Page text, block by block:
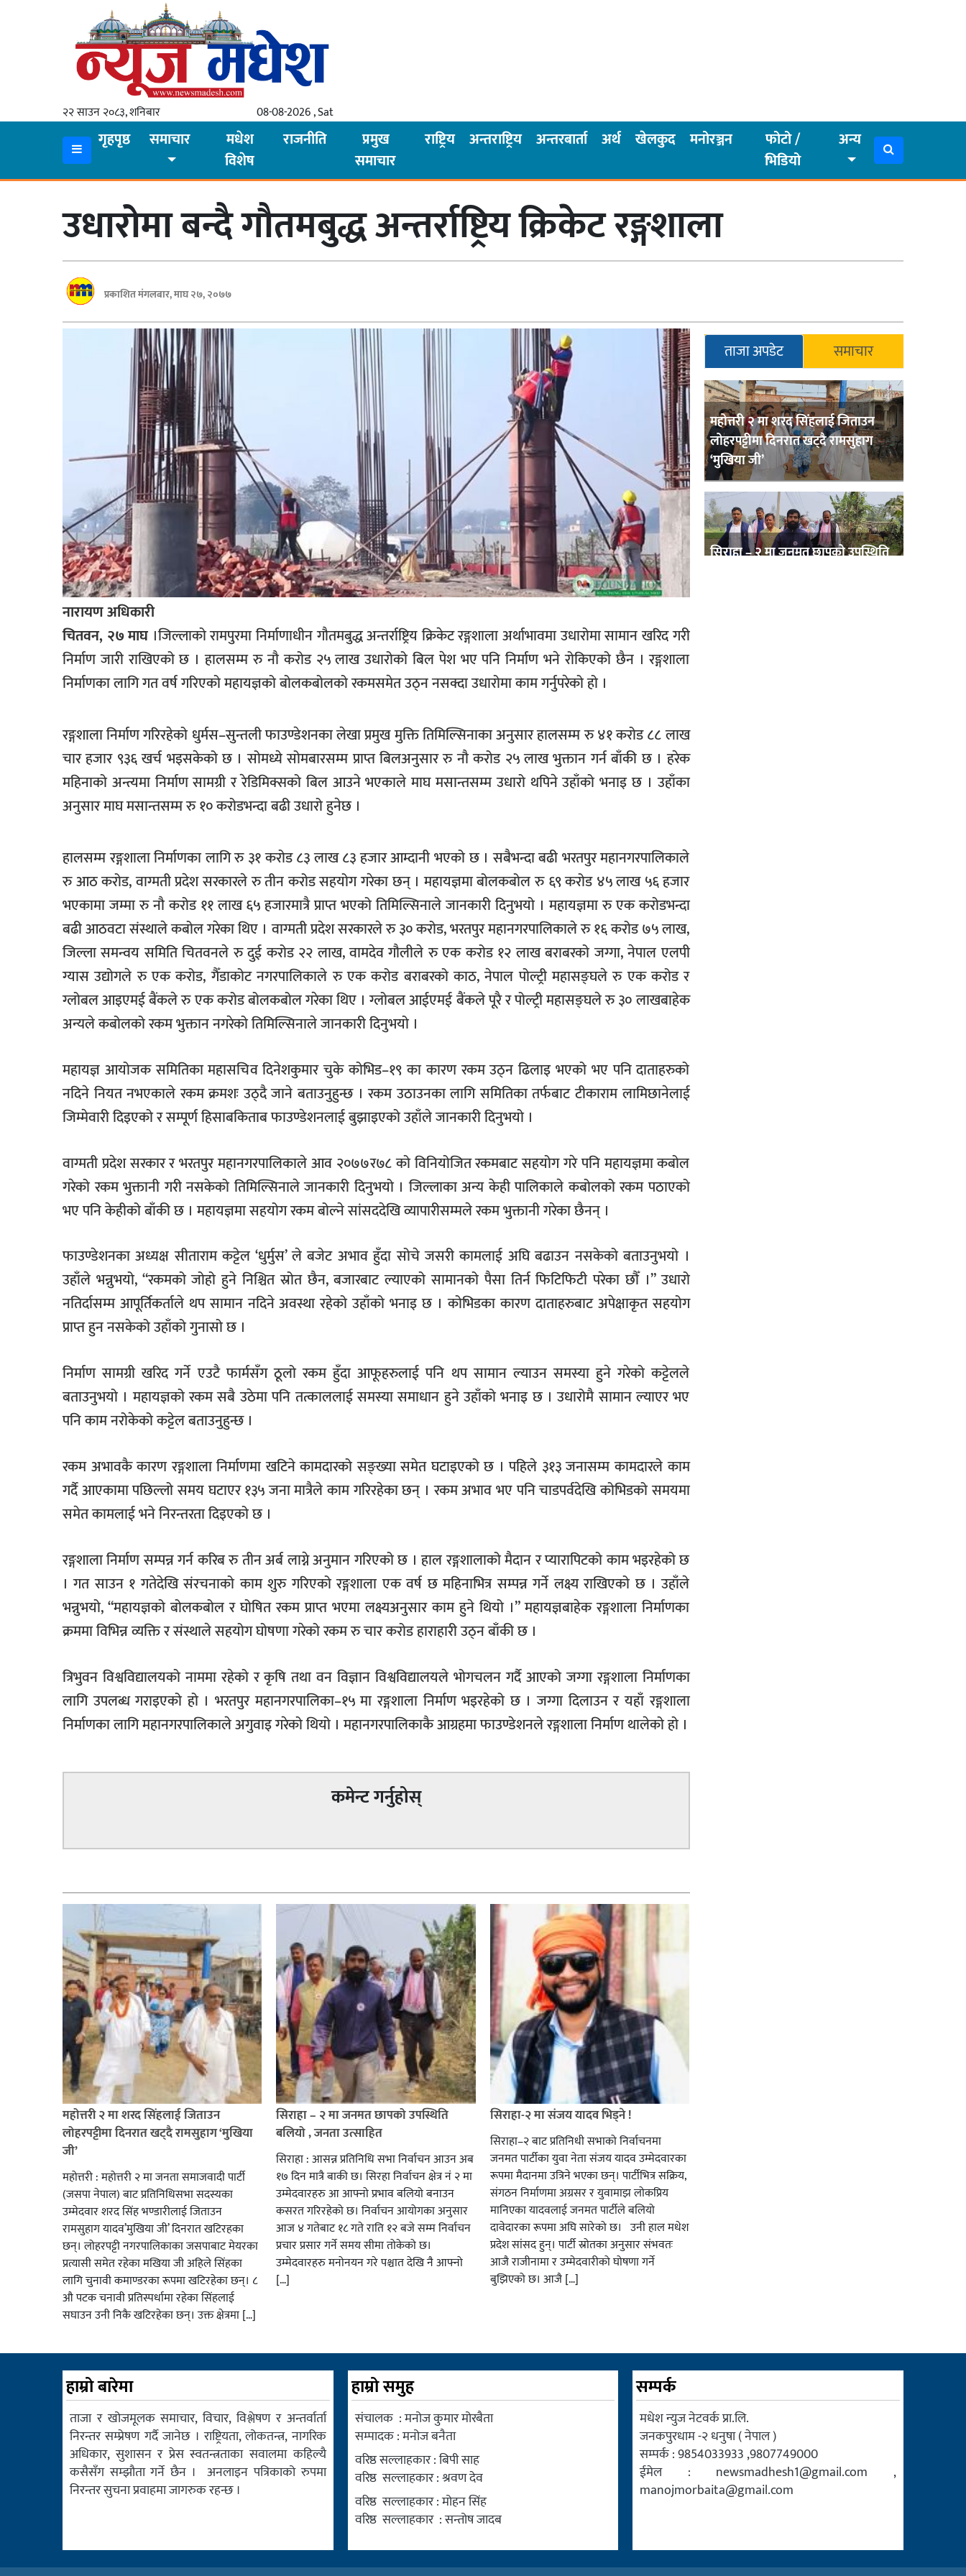
२२ साउन २०८३, शनिबार 08-08-2026 , Sat
गृहपृष्ठ समाचार
मधेश
विशेष
राजनीति
प्रमुख
समाचार
राष्ट्रिय अन्तराष्ट्रिय अन्तरबार्ता अर्थ खेलकुद मनोरञ्जन
फोटो /
भिडियो
अन्य
अन्तराष्ट्रिय
अन्तरबार्ता
उधारोमा बन्दै गौतमबुद्ध अन्तर्राष्ट्रिय क्रिकेट रङ्गशाला
प्रकाशित मंगलबार, माघ २७, २०७७
नारायण अधिकारी
चितवन, २७ माघ ।जिल्लाको रामपुरमा निर्माणाधीन गौतमबुद्ध अन्तर्राष्ट्रिय क्रिकेट रङ्गशाला अर्थाभावमा उधारोमा सामान खरिद गरी
निर्माण जारी राखिएको छ । हालसम्म रु नौ करोड २५ लाख उधारोको बिल पेश भए पनि निर्माण भने रोकिएको छैन । रङ्गशाला
निर्माणका लागि गत वर्ष गरिएको महायज्ञको बोलकबोलको रकमसमेत उठ्न नसक्दा उधारोमा काम गर्नुपरेको हो ।
रङ्गशाला निर्माण गरिरहेको धुर्मस–सुन्तली फाउण्डेशनका लेखा प्रमुख मुक्ति तिमिल्सिनाका अनुसार हालसम्म रु ४१ करोड ८८ लाख
चार हजार ९३६ खर्च भइसकेको छ । सोमध्ये सोमबारसम्म प्राप्त बिलअनुसार रु नौ करोड २५ लाख भुक्तान गर्न बाँकी छ । हरेक
महिनाको अन्त्यमा निर्माण सामग्री र रेडिमिक्सको बिल आउने भएकाले माघ मसान्तसम्म उधारो थपिने उहाँको भनाइ छ । उहाँका
अनुसार माघ मसान्तसम्म रु १० करोडभन्दा बढी उधारो हुनेछ ।
हालसम्म रङ्गशाला निर्माणका लागि रु ३१ करोड ८३ लाख ८३ हजार आम्दानी भएको छ । सबैभन्दा बढी भरतपुर महानगरपालिकाले
रु आठ करोड, वाग्मती प्रदेश सरकारले रु तीन करोड सहयोग गरेका छन् । महायज्ञमा बोलकबोल रु ६९ करोड ४५ लाख ५६ हजार
भएकामा जम्मा रु नौ करोड ११ लाख ६५ हजारमात्रै प्राप्त भएको तिमिल्सिनाले जानकारी दिनुभयो । महायज्ञमा रु एक करोडभन्दा
बढी आठवटा संस्थाले कबोल गरेका थिए । वाग्मती प्रदेश सरकारले रु ३० करोड, भरतपुर महानगरपालिकाले रु १६ करोड ७५ लाख,
जिल्ला समन्वय समिति चितवनले रु दुई करोड २२ लाख, वामदेव गौलीले रु एक करोड १२ लाख बराबरको जग्गा, नेपाल एलपी
ग्यास उद्योगले रु एक करोड, गैँडाकोट नगरपालिकाले रु एक करोड बराबरको काठ, नेपाल पोल्ट्री महासङ्घले रु एक करोड र
ग्लोबल आइएमई बैंकले रु एक करोड बोलकबोल गरेका थिए । ग्लोबल आईएमई बैंकले पूरै र पोल्ट्री महासङ्घले रु ३० लाखबाहेक
अन्यले कबोलको रकम भुक्तान नगरेको तिमिल्सिनाले जानकारी दिनुभयो ।
महायज्ञ आयोजक समितिका महासचिव दिनेशकुमार चुके कोभिड–१९ का कारण रकम उठ्न ढिलाइ भएको भए पनि दाताहरुको
नदिने नियत नभएकाले रकम क्रमशः उठ्दै जाने बताउनुहुन्छ । रकम उठाउनका लागि समितिका तर्फबाट टीकाराम लामिछानेलाई
जिम्मेवारी दिइएको र सम्पूर्ण हिसाबकिताब फाउण्डेशनलाई बुझाइएको उहाँले जानकारी दिनुभयो ।
वाग्मती प्रदेश सरकार र भरतपुर महानगरपालिकाले आव २०७७र७८ को विनियोजित रकमबाट सहयोग गरे पनि महायज्ञमा कबोल
गरेको रकम भुक्तानी गरी नसकेको तिमिल्सिनाले जानकारी दिनुभयो । जिल्लाका अन्य केही पालिकाले कबोलको रकम पठाएको
भए पनि केहीको बाँकी छ । महायज्ञमा सहयोग रकम बोल्ने सांसददेखि व्यापारीसम्मले रकम भुक्तानी गरेका छैनन् ।
फाउण्डेशनका अध्यक्ष सीताराम कट्टेल ‘धुर्मुस’ ले बजेट अभाव हुँदा सोचे जसरी कामलाई अघि बढाउन नसकेको बताउनुभयो ।
उहाँले भन्नुभयो, “रकमको जोहो हुने निश्चित स्रोत छैन, बजारबाट ल्याएको सामानको पैसा तिर्न फिटिफिटी परेका छौँ ।” उधारो
नतिर्दासम्म आपूर्तिकर्ताले थप सामान नदिने अवस्था रहेको उहाँको भनाइ छ । कोभिडका कारण दाताहरुबाट अपेक्षाकृत सहयोग
प्राप्त हुन नसकेको उहाँको गुनासो छ ।
निर्माण सामग्री खरिद गर्ने एउटै फार्मसँग ठूलो रकम हुँदा आफूहरुलाई पनि थप सामान ल्याउन समस्या हुने गरेको कट्टेलले
बताउनुभयो । महायज्ञको रकम सबै उठेमा पनि तत्काललाई समस्या समाधान हुने उहाँको भनाइ छ । उधारोमै सामान ल्याएर भए
पनि काम नरोकेको कट्टेल बताउनुहुन्छ ।
रकम अभावकै कारण रङ्गशाला निर्माणमा खटिने कामदारको सङ्ख्या समेत घटाइएको छ । पहिले ३१३ जनासम्म कामदारले काम
गर्दै आएकामा पछिल्लो समय घटाएर १३५ जना मात्रैले काम गरिरहेका छन् । रकम अभाव भए पनि चाडपर्वदेखि कोभिडको समयमा
समेत कामलाई भने निरन्तरता दिइएको छ ।
रङ्गशाला निर्माण सम्पन्न गर्न करिब रु तीन अर्ब लाग्ने अनुमान गरिएको छ । हाल रङ्गशालाको मैदान र प्यारापिटको काम भइरहेको छ
। गत साउन १ गतेदेखि संरचनाको काम शुरु गरिएको रङ्गशाला एक वर्ष छ महिनाभित्र सम्पन्न गर्ने लक्ष्य राखिएको छ । उहाँले
भन्नुभयो, “महायज्ञको बोलकबोल र घोषित रकम प्राप्त भएमा लक्ष्यअनुसार काम हुने थियो ।” महायज्ञबाहेक रङ्गशाला निर्माणका
क्रममा विभिन्न व्यक्ति र संस्थाले सहयोग घोषणा गरेको रकम रु चार करोड हाराहारी उठ्न बाँकी छ ।
त्रिभुवन विश्वविद्यालयको नाममा रहेको र कृषि तथा वन विज्ञान विश्वविद्यालयले भोगचलन गर्दै आएको जग्गा रङ्गशाला निर्माणका
लागि उपलब्ध गराइएको हो । भरतपुर महानगरपालिका–१५ मा रङ्गशाला निर्माण भइरहेको छ । जग्गा दिलाउन र यहाँ रङ्गशाला
निर्माणका लागि महानगरपालिकाले अगुवाइ गरेको थियो । महानगरपालिकाकै आग्रहमा फाउण्डेशनले रङ्गशाला निर्माण थालेको हो ।
ताजा अपडेट समाचार
महोत्तरी २ मा शरद सिंहलाई जिताउन
लोहरपट्टीमा दिनरात खट्दै रामसुहाग
‘मुखिया जी’
सिराहा – २ मा जनमत छापको उपस्थिति
कमेन्ट गर्नुहोस्
महोत्तरी २ मा शरद सिंहलाई जिताउन
लोहरपट्टीमा दिनरात खट्दै रामसुहाग ‘मुखिया
जी’
महोत्तरी : महोत्तरी २ मा जनता समाजवादी पार्टी
(जसपा नेपाल) बाट प्रतिनिधिसभा सदस्यका
उम्मेदवार शरद सिंह भण्डारीलाई जिताउन
रामसुहाग यादव’मुखिया जी’ दिनरात खटिरहका
छन्। लोहरपट्टी नगरपालिकाका जसपाबाट मेयरका
प्रत्यासी समेत रहेका मखिया जी अहिले सिंहका
लागि चुनावी कमाण्डरका रूपमा खटिरहेका छन्। ८
औ पटक चनावी प्रतिस्पर्धामा रहेका सिंहलाई
सघाउन उनी निकै खटिरहेका छन्। उक्त क्षेत्रमा […]
सिराहा – २ मा जनमत छापको उपस्थिति
बलियो , जनता उत्साहित
सिराहा : आसन्न प्रतिनिधि सभा निर्वाचन आउन अब
१७ दिन मात्रै बाकी छ। सिरहा निर्वाचन क्षेत्र नं २ मा
उम्मेदवारहरु आ आफ्नो प्रभाव बलियो बनाउन
कसरत गरिरहेको छ। निर्वाचन आयोगका अनुसार
आज ४ गतेबाट १८ गते राति १२ बजे सम्म निर्वाचन
प्रचार प्रसार गर्ने समय सीमा तोकेको छ।
उम्मेदवारहरु मनोनयन गरे पश्चात देखि नै आफ्नो
[…]
सिराहा-२ मा संजय यादव भिड्ने !
सिराहा–२ बाट प्रतिनिधी सभाको निर्वाचनमा
जनमत पार्टीका युवा नेता संजय यादव उम्मेदवारका
रूपमा मैदानमा उत्रिने भएका छन्। पार्टीभित्र सक्रिय,
संगठन निर्माणमा अग्रसर र युवामाझ लोकप्रिय
मानिएका यादवलाई जनमत पार्टीले बलियो
दावेदारका रूपमा अघि सारेको छ। उनी हाल मधेश
प्रदेश सांसद हुन्। पार्टी स्रोतका अनुसार संभवतः
आजै राजीनामा र उम्मेदवारीको घोषणा गर्ने
बुझिएको छ। आजै […]
हाम्रो बारेमा
ताजा र खोजमूलक समाचार, विचार, विश्लेषण र अन्तर्वार्ता
निरन्तर सम्प्रेषण गर्दै जानेछ । राष्ट्रियता, लोकतन्त्र, नागरिक
अधिकार, सुशासन र प्रेस स्वतन्त्रताका सवालमा कहिल्यै
कसैसँग सम्झौता गर्ने छैन । अनलाइन पत्रिकाको रुपमा
निरन्तर सुचना प्रवाहमा जागरुक रहन्छ ।
हाम्रो समुह
संचालक : मनोज कुमार मोरबैता
सम्पादक : मनोज बनैता
वरिष्ठ सल्लाहकार : बिपी साह
वरिष्ठ सल्लाहकार : श्रवण देव
वरिष्ठ सल्लाहकार : मोहन सिंह
वरिष्ठ सल्लाहकार : सन्तोष जादब
सम्पर्क
मधेश न्युज नेटवर्क प्रा.लि.
जनकपुरधाम -२ धनुषा ( नेपाल )
सम्पर्क : 9854033933 ,9807749000
ईमेल : newsmadhesh1@gmail.com ,
manojmorbaita@gmail.com